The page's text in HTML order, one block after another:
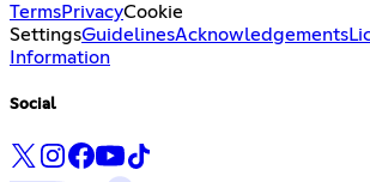
TermsPrivacyCookie
SettingsGuidelinesAcknowledgements
Information
Social